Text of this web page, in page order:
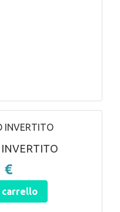
INVERTITO
€
carrello